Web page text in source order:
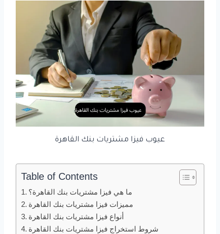
عيوب فيزا مشتريات بنك القاهرة
Table of Contents
ما هي فيزا مشتريات بنك القاهرة؟
مميزات فيزا مشتريات بنك القاهرة
أنواع فيزا مشتريات بنك القاهرة
شروط استخراج فيزا مشتريات بنك القاهرة